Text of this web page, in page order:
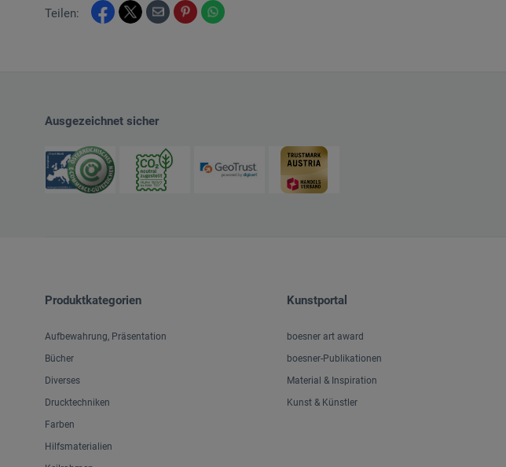
Teilen:
Ausgezeichnet sicher
Produktkategorien
Aufbewahrung, Präsentation
Bücher
Diverses
Drucktechniken
Farben
Hilfsmaterialien
Kunstportal
boesner art award
boesner-Publikationen
Material & Inspiration
Kunst & Künstler